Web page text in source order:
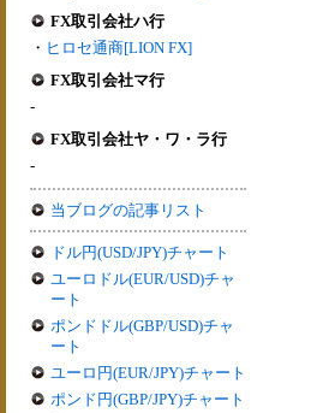
FX取引会社ハ行
・ ヒロセ通商[LION FX]
FX取引会社マ行
-
FX取引会社ヤ・ワ・ラ行
-
当ブログの記事リスト
ドル円(USD/JPY)チャート
ユーロドル(EUR/USD)チャ
ート
ポンドドル(GBP/USD)チャ
ート
ユーロ円(EUR/JPY)チャート
ポンド円(GBP/JPY)チャート